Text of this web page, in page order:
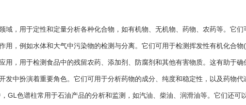
，用于定性和定量分析各种化合物，如有机物、无机物、药物、农药等。它们
，例如水体和大气中污染物的检测与分离。它们可用于检测挥发性有机化合物
，用于检测食品中的残留农药、添加剂、防腐剂和其他有害物质。这有助于确
中扮演着重要角色。它们可用于分析药物的成分、纯度和稳定性，以及药物代
色谱柱常用于石油产品的分析和监测，如汽油、柴油、润滑油等。它们还可